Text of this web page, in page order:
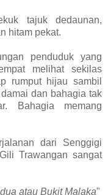
tajuk dedaunan,
hitam pekat.
penduduk yang
melihat sekilas
rumput hijau sambil
dan bahagia tak
Bahagia memang
dari Senggigi
Trawangan sangat
atau Bukit Malaka"